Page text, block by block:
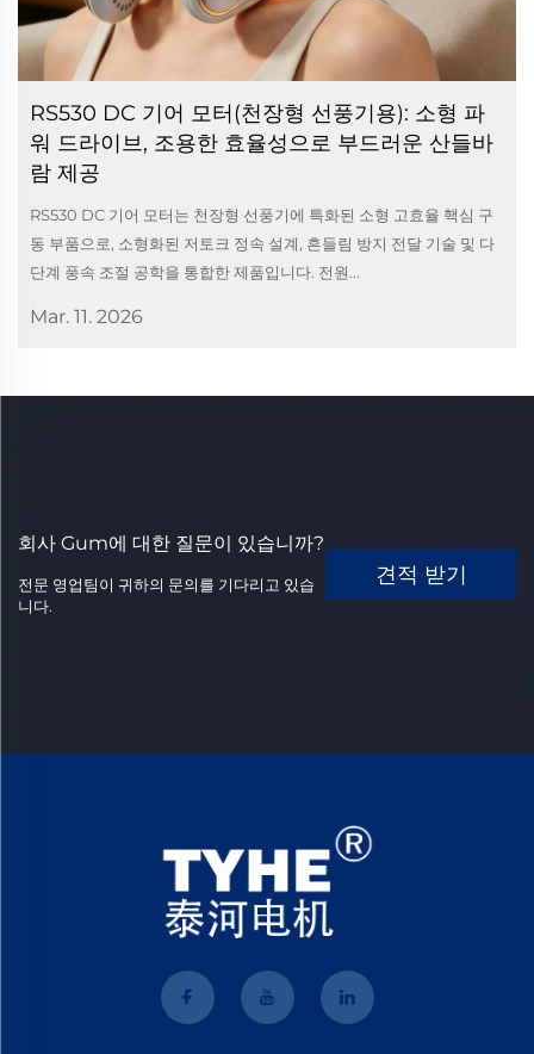
RS530 DC 기어 모터(천장형 선풍기용): 소형 파
워 드라이브, 조용한 효율성으로 부드러운 산들바
람 제공
RS530 DC 기어 모터는 천장형 선풍기에 특화된 소형 고효율 핵심 구
동 부품으로, 소형화된 저토크 정속 설계, 흔들림 방지 전달 기술 및 다
단계 풍속 조절 공학을 통합한 제품입니다. 전원...
Mar. 11. 2026
회사 Gum에 대한 질문이 있습니까?
전문 영업팀이 귀하의 문의를 기다리고 있습
니다.
견적 받기